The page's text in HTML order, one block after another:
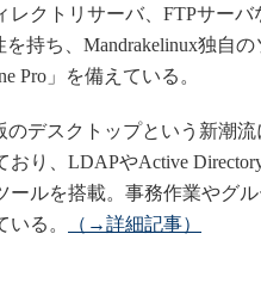
レクトリサーバ、FTPサー
持ち、Mandrakelinux独自
Pro」を備えている。
のデスクトップという新潮
り、LDAPやActive
ールを搭載。事務作業やグ
る。
（→詳細記事）